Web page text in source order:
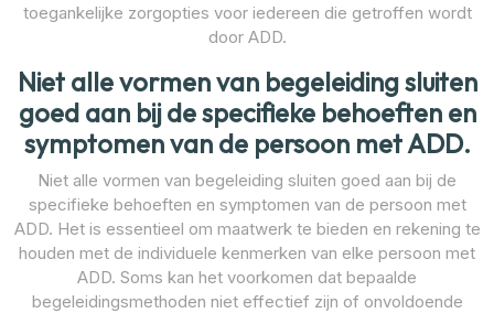
toegankelijke zorgopties voor iedereen die getroffen wordt
door ADD.
Niet alle vormen van begeleiding sluiten
goed aan bij de specifieke behoeften en
symptomen van de persoon met ADD.
Niet alle vormen van begeleiding sluiten goed aan bij de
specifieke behoeften en symptomen van de persoon met
ADD. Het is essentieel om maatwerk te bieden en rekening te
houden met de individuele kenmerken van elke persoon met
ADD. Soms kan het voorkomen dat bepaalde
begeleidingsmethoden niet effectief zijn of onvoldoende